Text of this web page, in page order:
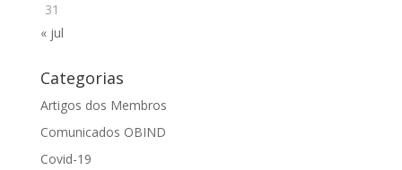
31
« jul
Categorias
Artigos dos Membros
Comunicados OBIND
Covid-19